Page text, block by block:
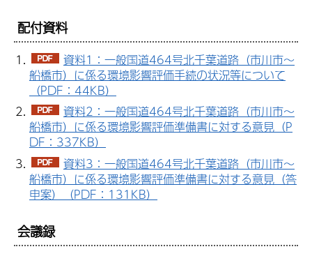
配付資料
資料1：一般国道464号北千葉道路（市川市～
船橋市）に係る環境影響評価手続の状況等について
（PDF：44KB）
資料2：一般国道464号北千葉道路（市川市～
船橋市）に係る環境影響評価準備書に対する意見（P
DF：337KB）
資料3：一般国道464号北千葉道路（市川市～
船橋市）に係る環境影響評価準備書に対する意見（答
申案）（PDF：131KB）
会議録